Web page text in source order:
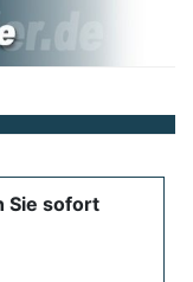
Sie sofort